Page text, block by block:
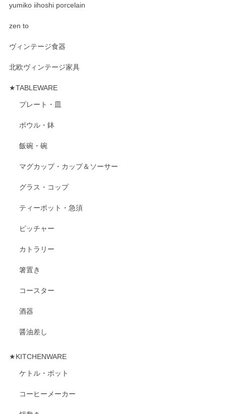
yumiko iihoshi porcelain
zen to
ヴィンテージ食器
北欧ヴィンテージ家具
★TABLEWARE
プレート・皿
ボウル・鉢
飯碗・碗
マグカップ・カップ＆ソーサー
グラス・コップ
ティーポット・急須
ピッチャー
カトラリー
箸置き
コースター
酒器
醤油差し
★KITCHENWARE
ケトル・ポット
コーヒーメーカー